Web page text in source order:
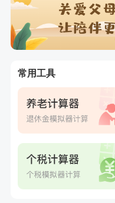
4分钟前 刘**
6分钟前
莫**
刚刚
常用工具